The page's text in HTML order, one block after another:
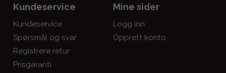
Kundeservice
Kundeservice
Spørsmål og svar
Registrere retur
Prisgaranti
Mine sider
Logg inn
Opprett konto